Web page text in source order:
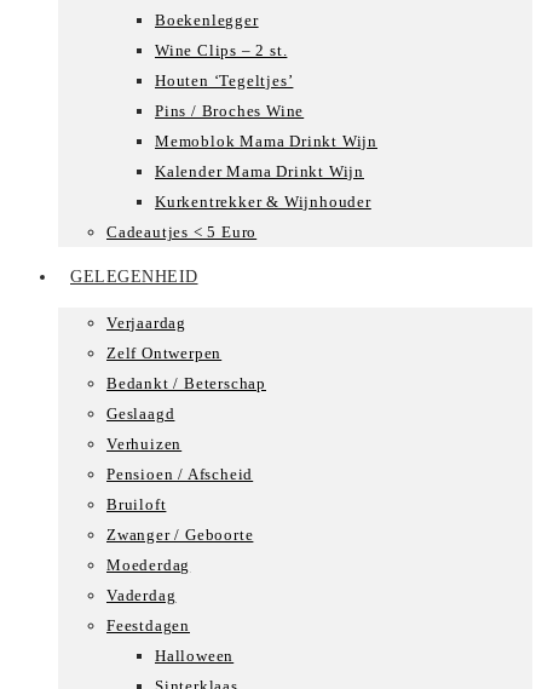
Boekenlegger
Wine Clips – 2 st.
Houten ‘Tegeltjes’
Pins / Broches Wine
Memoblok Mama Drinkt Wijn
Kalender Mama Drinkt Wijn
Kurkentrekker & Wijnhouder
Cadeautjes < 5 Euro
GELEGENHEID
Verjaardag
Zelf Ontwerpen
Bedankt / Beterschap
Geslaagd
Verhuizen
Pensioen / Afscheid
Bruiloft
Zwanger / Geboorte
Moederdag
Vaderdag
Feestdagen
Halloween